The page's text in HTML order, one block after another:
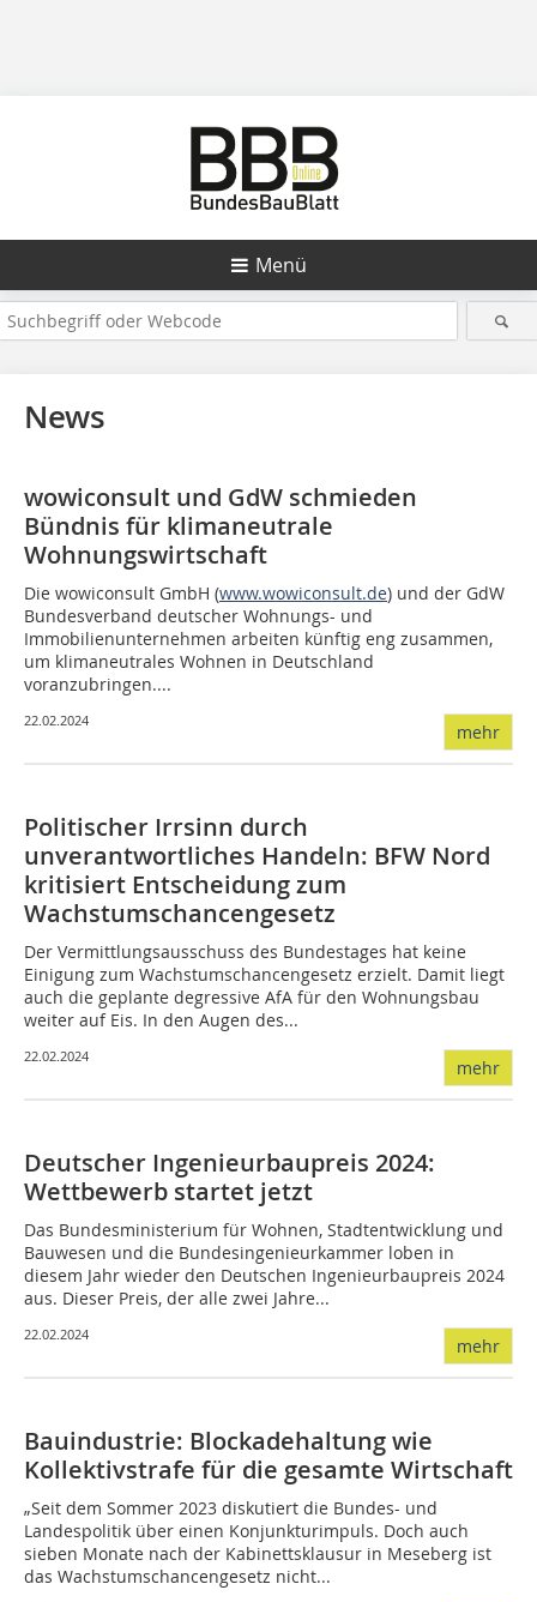
Menü
News
wowiconsult und GdW schmieden
Bündnis für klimaneutrale
Wohnungswirtschaft
Die wowiconsult GmbH (www.wowiconsult.de) und der GdW
Bundesverband deutscher Wohnungs- und
Immobilienunternehmen arbeiten künftig eng zusammen,
um klimaneutrales Wohnen in Deutschland
voranzubringen....
22.02.2024
mehr
Politischer Irrsinn durch
unverantwortliches Handeln: BFW Nord
kritisiert Entscheidung zum
Wachstumschancengesetz
Der Vermittlungsausschuss des Bundestages hat keine
Einigung zum Wachstumschancengesetz erzielt. Damit liegt
auch die geplante degressive AfA für den Wohnungsbau
weiter auf Eis. In den Augen des...
22.02.2024
mehr
Deutscher Ingenieurbaupreis 2024:
Wettbewerb startet jetzt
Das Bundesministerium für Wohnen, Stadtentwicklung und
Bauwesen und die Bundesingenieurkammer loben in
diesem Jahr wieder den Deutschen Ingenieurbaupreis 2024
aus. Dieser Preis, der alle zwei Jahre...
22.02.2024
mehr
Bauindustrie: Blockadehaltung wie
Kollektivstrafe für die gesamte Wirtschaft
„Seit dem Sommer 2023 diskutiert die Bundes- und
Landespolitik über einen Konjunkturimpuls. Doch auch
sieben Monate nach der Kabinettsklausur in Meseberg ist
das Wachstumschancengesetz nicht...